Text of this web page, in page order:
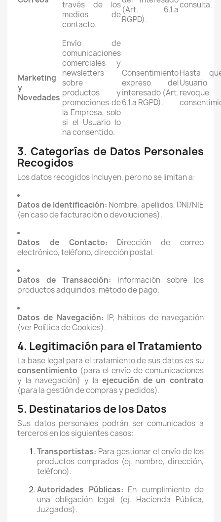
través de los
medios de
contacto.
(Art. 6.1.a
RGPD).
consulta.
Marketing
y
Novedades
Envío de
comunicaciones
comerciales y
newsletters
sobre
productos y
promociones de
la Empresa, solo
si el Usuario lo
ha consentido.
Consentimiento
expreso del
interesado (Art.
6.1.a RGPD).
Hasta
Usuario
3. Categorías de Datos Personales
Recogidos
Los datos recogidos incluyen, pero no se limitan a:
Datos de Identificación: Nombre, apellidos, DNI/NIE
(en caso de facturación o devoluciones).
Datos de Contacto: Dirección de correo
electrónico, teléfono, dirección postal.
Datos de Transacción: Información sobre los
productos adquiridos, método de pago.
Datos de Navegación: IP, hábitos de navegación
(ver Política de Cookies).
4. Legitimación para el Tratamiento
La base legal para el tratamiento de sus datos es su
consentimiento (para el envío de comunicaciones
y la navegación) y laejecución de un contrato
(para la gestión de compras y pedidos).
5. Destinatarios de los Datos
Sus datos personales podrán ser comunicados a
terceros en los siguientes casos:
Transportistas: Para gestionar el envío de los
productos comprados (ej. nombre, dirección,
teléfono).
Autoridades Públicas: En cumplimiento de
una obligación legal (ej. Hacienda Pública,
Juzgados).